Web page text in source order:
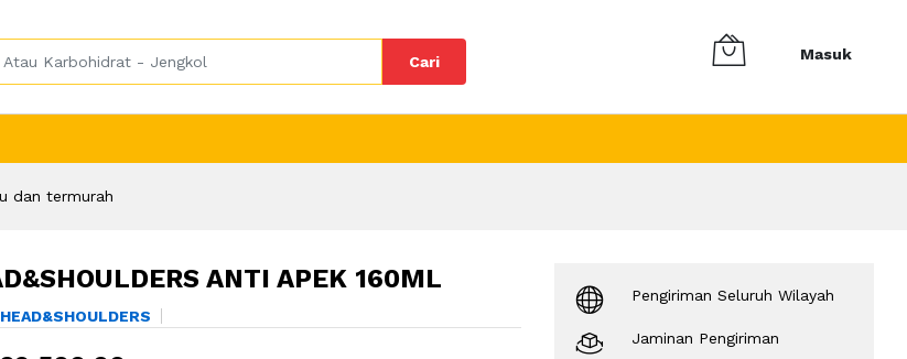
Cari Masuk
dan termurah
ANTI APEK 160ML
HEAD&SHOULDERS
Pengiriman Seluruh Wilayah
Jaminan Pengiriman